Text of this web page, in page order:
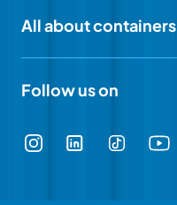
All about containers
Follow us on